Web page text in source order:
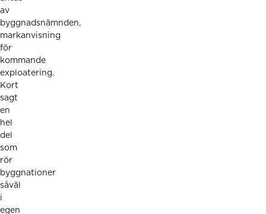
av
byggnadsnämnden,
markanvisning
för
kommande
exploatering.
Kort
sagt
en
hel
del
som
rör
byggnationer
såväl
i
egen